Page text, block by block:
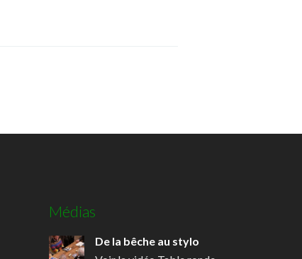
Médias
De la bêche au stylo